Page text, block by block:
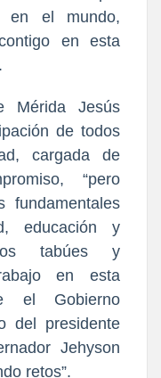
en el mundo,
en esta
Mérida Jesús
de todos
cargada de
“pero
fundamentales
educación y
los tabúes y
en esta
el Gobierno
del presidente
Jehyson
retos”.